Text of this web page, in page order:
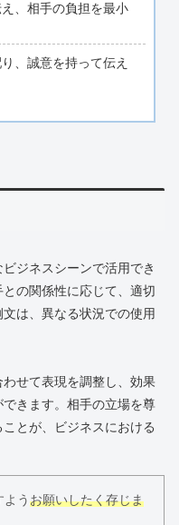
、相手の負担を最小
、誠意を持って伝え
ジネスシーンで活用でき
の関係性に応じて、適切
は、異なる状況での使用
せて表現を調整し、効果
きます。相手の立場を尊
とが、ビジネスにおける
うお願いしたく存じま